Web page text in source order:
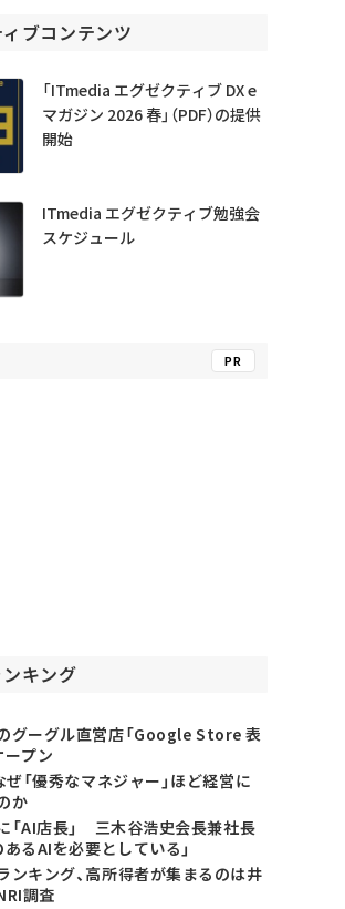
ブコンテンツ
「ITmedia エグゼクティブ DX e
マガジン 2026 春」（PDF）の提供
開始
ITmedia エグゼクティブ勉強会
スケジュール
PR
キング
グーグル直営店「Google Store 表
ープン
ぜ「優秀なマネジャー」ほど経営に
か
「AI店長」 三木谷浩史会長兼社長
あるAIを必要としている」
ンキング、高所得者が集まるのは井
調査